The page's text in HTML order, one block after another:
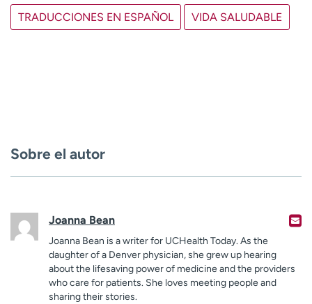
TRADUCCIONES EN ESPAÑOL VIDA SALUDABLE
Sobre el autor
Joanna Bean
Joanna Bean is a writer for UCHealth Today. As the
daughter of a Denver physician, she grew up hearing
about the lifesaving power of medicine and the providers
who care for patients. She loves meeting people and
sharing their stories.